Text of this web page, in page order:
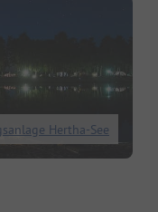
Hertha-See